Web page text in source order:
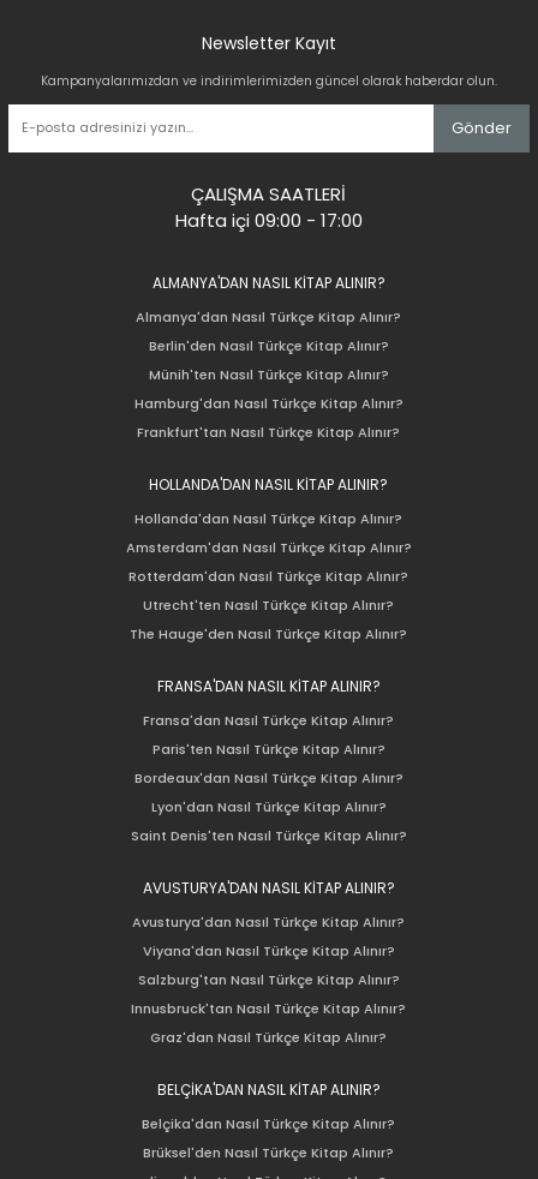
Newsletter Kayıt
Kampanyalarımızdan ve indirimlerimizden güncel olarak haberdar olun.
Gönder
ÇALIŞMA SAATLERİ
Hafta içi 09:00 - 17:00
ALMANYA'DAN NASIL KİTAP ALINIR?
Almanya'dan Nasıl Türkçe Kitap Alınır?
Berlin'den Nasıl Türkçe Kitap Alınır?
Münih'ten Nasıl Türkçe Kitap Alınır?
Hamburg'dan Nasıl Türkçe Kitap Alınır?
Frankfurt'tan Nasıl Türkçe Kitap Alınır?
HOLLANDA'DAN NASIL KİTAP ALINIR?
Hollanda'dan Nasıl Türkçe Kitap Alınır?
Amsterdam'dan Nasıl Türkçe Kitap Alınır?
Rotterdam'dan Nasıl Türkçe Kitap Alınır?
Utrecht'ten Nasıl Türkçe Kitap Alınır?
The Hauge'den Nasıl Türkçe Kitap Alınır?
FRANSA'DAN NASIL KİTAP ALINIR?
Fransa'dan Nasıl Türkçe Kitap Alınır?
Paris'ten Nasıl Türkçe Kitap Alınır?
Bordeaux'dan Nasıl Türkçe Kitap Alınır?
Lyon'dan Nasıl Türkçe Kitap Alınır?
Saint Denis'ten Nasıl Türkçe Kitap Alınır?
AVUSTURYA'DAN NASIL KİTAP ALINIR?
Avusturya'dan Nasıl Türkçe Kitap Alınır?
Viyana'dan Nasıl Türkçe Kitap Alınır?
Salzburg'tan Nasıl Türkçe Kitap Alınır?
Innusbruck'tan Nasıl Türkçe Kitap Alınır?
Graz'dan Nasıl Türkçe Kitap Alınır?
BELÇİKA'DAN NASIL KİTAP ALINIR?
Belçika'dan Nasıl Türkçe Kitap Alınır?
Brüksel'den Nasıl Türkçe Kitap Alınır?